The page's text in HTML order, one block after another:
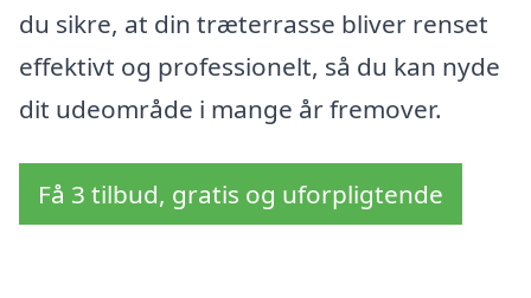
du sikre, at din træterrasse bliver renset
effektivt og professionelt, så du kan nyde
dit udeområde i mange år fremover.
Få 3 tilbud, gratis og uforpligtende